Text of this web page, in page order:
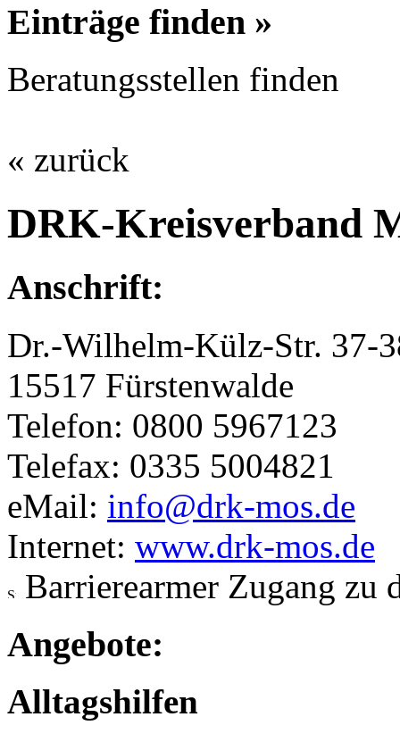
Einträge finden »
Beratungsstellen finden
« zurück
DRK-Kreisverband
Anschrift:
Dr.-Wilhelm-Külz-Str. 37-
15517 Fürstenwalde
Telefon: 0800 5967123
Telefax: 0335 5004821
eMail: info@drk-mos.de
Internet: www.drk-mos.de
Barrierearmer Zugang zu
Angebote:
Alltagshilfen